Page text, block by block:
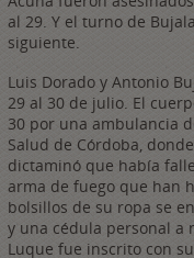
al 29. Y el turno de
siguiente.
Luis Dorado y Antonio
29 al 30 de julio. El
30 por una ambulancia
Salud de Córdoba,
dictaminó que había
arma de fuego que han
bolsillos de su ropa se
y una cédula personal a
Luque fue inscrito con